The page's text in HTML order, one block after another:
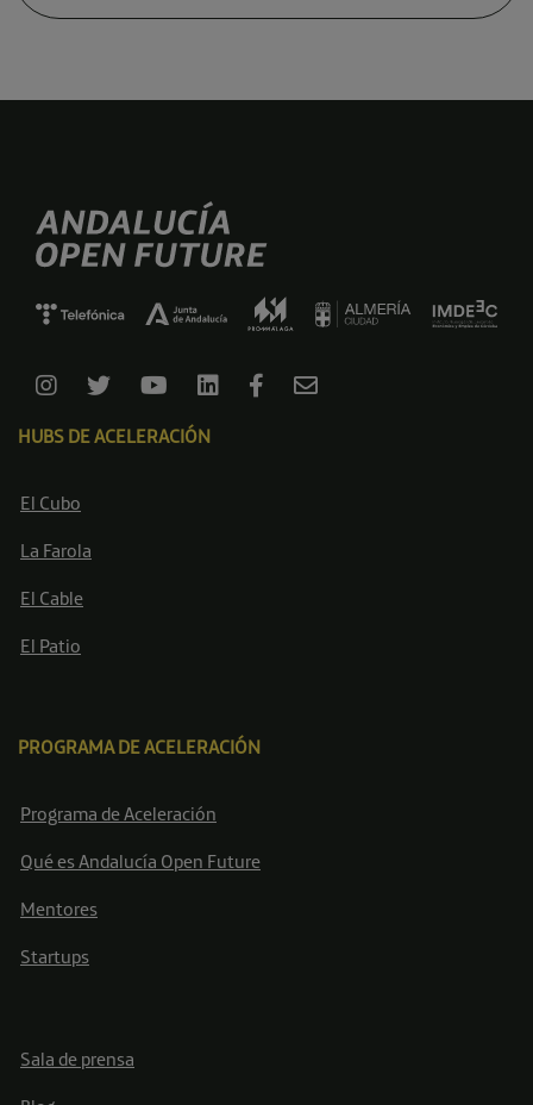
HUBS DE ACELERACIÓN
El Cubo
La Farola
El Cable
El Patio
PROGRAMA DE ACELERACIÓN
Programa de Aceleración
Qué es Andalucía Open Future
Mentores
Startups
Sala de prensa